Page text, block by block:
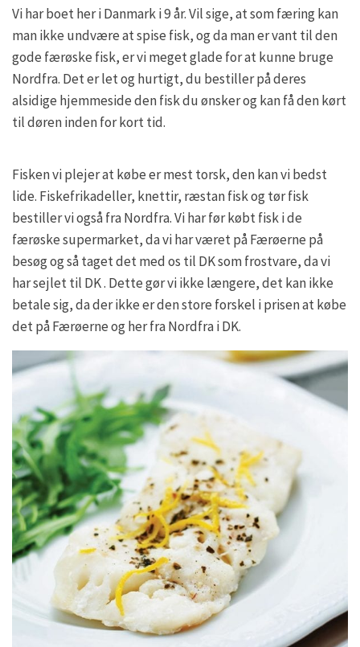
Vi har boet her i Danmark i 9 år. Vil sige, at som færing kan
man ikke undvære at spise fisk, og da man er vant til den
gode færøske fisk, er vi meget glade for at kunne bruge
Nordfra. Det er let og hurtigt, du bestiller på deres
alsidige hjemmeside den fisk du ønsker og kan få den kørt
til døren inden for kort tid.
Fisken vi plejer at købe er mest torsk, den kan vi bedst
lide. Fiskefrikadeller, knettir, ræstan fisk og tør fisk
bestiller vi også fra Nordfra. Vi har før købt fisk i de
færøske supermarket, da vi har været på Færøerne på
besøg og så taget det med os til DK som frostvare, da vi
har sejlet til DK . Dette gør vi ikke længere, det kan ikke
betale sig, da der ikke er den store forskel i prisen at købe
det på Færøerne og her fra Nordfra i DK.